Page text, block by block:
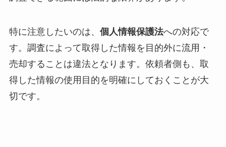
特に注意したいのは、 個人情報保護法への対応で
す。調査によって取得した情報を目的外に流用・
売却することは違法となります。依頼者側も、取
得した情報の使用目的を明確にしておくことが大
切です。